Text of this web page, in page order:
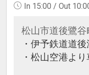
In 15:00 / Out
松山市道後鷺
・伊予鉄道道
・松山空港よ